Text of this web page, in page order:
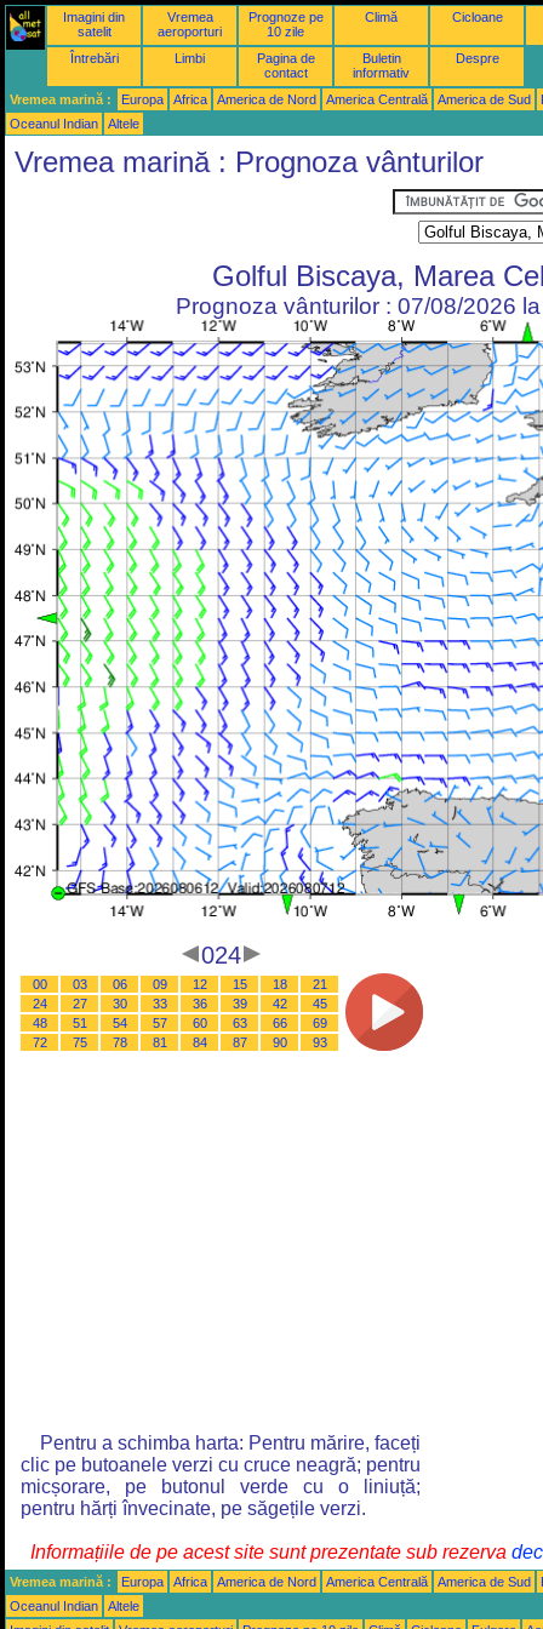
Imagini din
satelit
Vremea
aeroporturi
Prognoze pe
10 zile
Climă Cicloane
Întrebări Limbi
Pagina de
contact
Buletin
informativ
Despre
Vremea marină : Europa Africa America de Nord America Centrală America de Sud
Oceanul Indian
Altele
Vremea marină : Prognoza vânturilor
Golful Biscaya, Marea
Prognoza vânturilor : 07/08/2026
024
00 03 06 09 12 15 18
21
24
27 30 33 36 39 42
45
48
51 54 57 60 63 66
69
72
75 78 81 84 87 90 93
Pentru a schimba harta: Pentru mărire, faceți
clic pe butoanele verzi cu cruce neagră; pentru
micșorare, pe butonul verde cu o liniuță;
pentru hărți învecinate, pe săgețile verzi.
Informațiile de pe acest site sunt prezentate sub rezerva
Vremea marină : Europa Africa America de Nord America Centrală America de Sud
Oceanul Indian
Altele